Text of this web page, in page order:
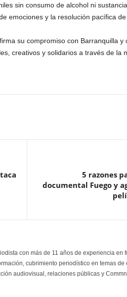
sin consumo de alcohol ni
emociones y la resolución pacífica de
su compromiso con Barranquilla y
creativos y solidarios a través de la
5 razones
documental Fuego y
con más de 11 años de experiencia en
cubrimiento periodístico en temas de
audiovisual, relaciones públicas y